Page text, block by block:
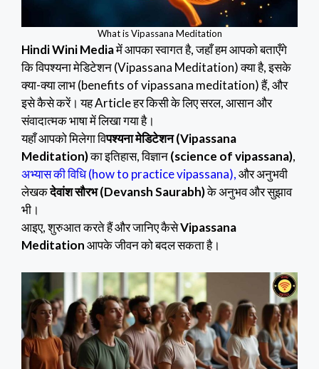
What is Vipassana Meditation
Hindi Wini Mediaमें आपका स्वागत है, जहाँ हम आपको बताएँगे
कि विपश्यना मेडिटेशन (Vipassana Meditation) क्या है, इसके
क्या-क्या लाभ (benefits of vipassana meditation) हैं, और
इसे कैसे करें। यह Article हर किसी के लिए सरल, आसान और
संवादात्मक भाषा में लिखा गया है।
यहाँ आपको मिलेगा विपश्यना मेडिटेशन (Vipassana
Meditation)का इतिहास, विज्ञान(science of vipassana),
अभ्यास की विधि (how to practice vipassana),और अनुभवी
लेखकदेवांश सौरभ (Devansh Saurabh)के अनुभव और सुझाव
भी।
आइए, शुरुआत करते हैं और जानिए कैसेVipassana
Meditationआपके जीवन को बदल सकता है।